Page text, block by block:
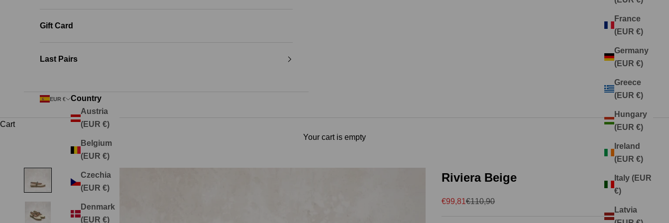
France
(EUR €)
Germany
(EUR €)
Greece
(EUR €)
Hungary
(EUR €)
Ireland
(EUR €)
Italy (EUR
€)
Latvia
Gift Card
Last Pairs
EUR €
Country
Austria
(EUR €)
Belgium
(EUR €)
Czechia
(EUR €)
Denmark
(EUR €)
Cart
Your cart is empty
Riviera Beige
Sale price
€99,81Regular price
€110,90